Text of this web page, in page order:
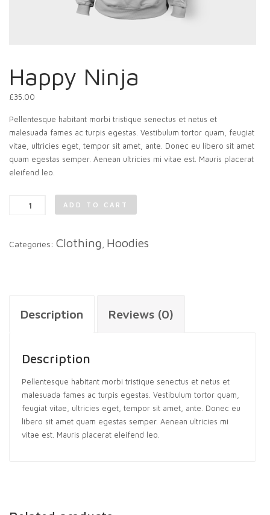
Happy Ninja
£35.00
Pellentesque habitant morbi tristique senectus et netus et
malesuada fames ac turpis egestas. Vestibulum tortor quam, feugiat
vitae, ultricies eget, tempor sit amet, ante. Donec eu libero sit amet
quam egestas semper. Aenean ultricies mi vitae est. Mauris placerat
eleifend leo.
Happy
ADD TO CART
Categories: Clothing Hoodies
Description Reviews (0)
Description
Pellentesque habitant morbi tristique senectus et netus et
malesuada fames ac turpis egestas. Vestibulum tortor quam,
feugiat vitae, ultricies eget, tempor sit amet, ante. Donec eu
libero sit amet quam egestas semper. Aenean ultricies mi
vitae est. Mauris placerat eleifend leo.